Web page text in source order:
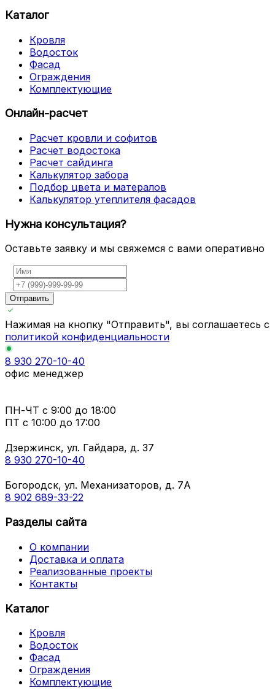
Каталог
Кровля
Водосток
Фасад
Ограждения
Комплектующие
Онлайн-расчет
Расчет кровли и софитов
Расчет водостока
Расчет сайдинга
Калькулятор забора
Подбор цвета и матералов
Калькулятор утеплителя фасадов
Нужна консультация?
Оставьте заявку и мы свяжемся с вами оперативно
Отправить
Нажимая на кнопку "Отправить", вы соглашаетесь с
политикой конфиденциальности
8 930 270-10-40
офис менеджер
ПН-ЧТ с 9:00 до 18:00
ПТ с 10:00 до 17:00
Дзержинск, ул. Гайдара, д. 37
8 930 270-10-40
Богородск, ул. Механизаторов, д. 7А
8 902 689-33-22
Разделы сайта
О компании
Доставка и оплата
Реализованные проекты
Контакты
Каталог
Кровля
Водосток
Фасад
Ограждения
Комплектующие